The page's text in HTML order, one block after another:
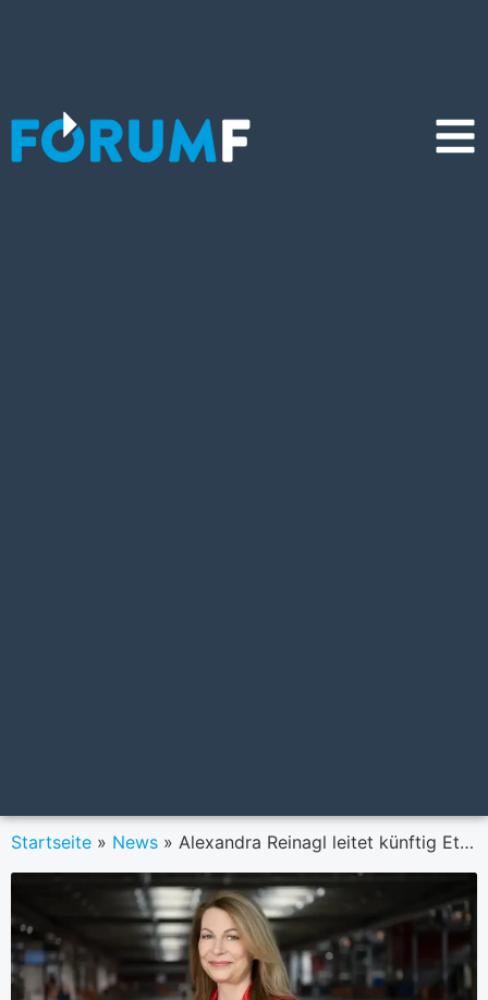
Startseite » News » Alexandra Reinagl leitet künftig Ethik-Beirat der VBV-Vorsorgekasse